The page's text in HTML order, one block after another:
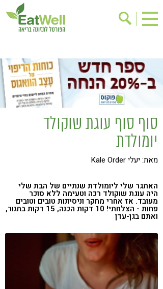
בישול בריא
אינדקס עסקים
ריפוי ומניעת מחלות
בריאות האישה
מתכוני בריאות
אירועים
שינוי תזונתי
גישות בתזונה
ניקוי רעלים
ילדים
תזונה וספורט
הפרעות קשב & ריכוז
אכילה רגשית
רגישות לגלוטן
קורונה
טבעונות
סוף סוף עוגת שוקולד
יומולדת
מאת: יעלי Kale Order
האתגר שלי ליומולדת שנתיים של הבת שלי
היה עוגת שוקולד רכה וטעימה ללא סוכר
מעובד. אז אחרי מחקר וניסיונות טובים וטובים
פחות - הצלחתי! 10 דקות הכנה, 15 דקות בתנור,
ואתם בגן-עדן